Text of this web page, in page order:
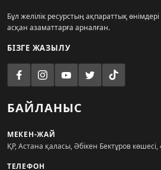
Бұл желілік ресурстың ақпараттық
асқан азаматтарға арналған.
БІЗГЕ ЖАЗЫЛУ
БАЙЛАНЫС
МЕКЕН-ЖАЙ
ҚР, Астана қаласы, Әбікен Бектұров көшесі,
ТЕЛЕФОН